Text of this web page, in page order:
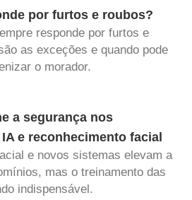
por furtos e roubos?
responde por furtos e
as exceções e quando pode
o morador.
a segurança nos
e reconhecimento facial
e novos sistemas elevam a
mas o treinamento das
indispensável.